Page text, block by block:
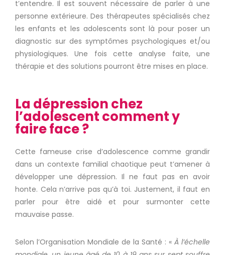
t’entendre. Il est souvent nécessaire de parler à une
personne extérieure. Des thérapeutes spécialisés chez
les enfants et les adolescents sont là pour poser un
diagnostic sur des symptômes psychologiques et/ou
physiologiques. Une fois cette analyse faite, une
thérapie et des solutions pourront être mises en place.
La dépression chez
l’adolescent comment y
faire face ?
Cette fameuse crise d’adolescence comme grandir
dans un contexte familial chaotique peut t’amener à
développer une dépression. Il ne faut pas en avoir
honte. Cela n’arrive pas qu’à toi. Justement, il faut en
parler pour être aidé et pour surmonter cette
mauvaise passe.
Selon l’Organisation Mondiale de la Santé : « À l’échelle